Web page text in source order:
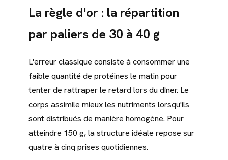
La règle d'or : la répartition
par paliers de 30 à 40 g
L'erreur classique consiste à consommer une
faible quantité de protéines le matin pour
tenter de rattraper le retard lors du dîner. Le
corps assimile mieux les nutriments lorsqu'ils
sont distribués de manière homogène. Pour
atteindre 150 g, la structure idéale repose sur
quatre à cinq prises quotidiennes.